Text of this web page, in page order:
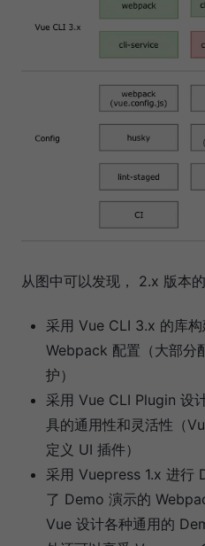
从图中可以发现， 2.x 版本
采用 Vue CLI 3.x 的库
Webpack 配置（大部分
护）
采用 Vue CLI Plugin 设
具的通用性和灵活性（
定义 UI 插件）
采用 Vuepress 1.x 进行
了 Demo 演示的
Vue 设计各种通用的